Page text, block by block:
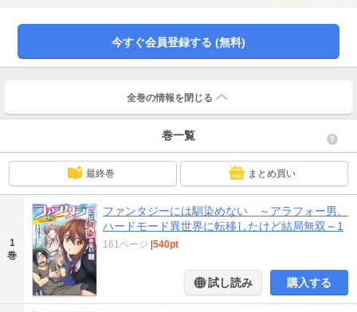
殺し合うことに!? ハードモード異世界サバイバル!
今すぐ会員登録する (無料)
全巻の情報を 閉じる
巻一覧
最終巻 まとめ買い
1
巻
ファンタジーには馴染めない ～アラフォー男、
ハードモード異世界に転移したけど結局無双～1
161ページ 540pt
試し読み 購入する